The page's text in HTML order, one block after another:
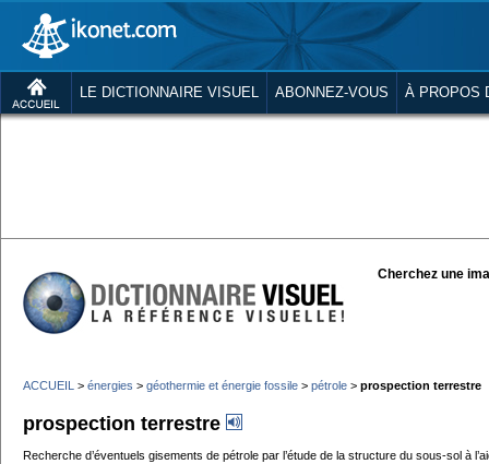
LE DICTIONNAIRE VISUEL ABONNEZ-VOUS À PROPOS
Cherchez une
ACCUEIL > énergies > géothermie et énergie fossile > pétrole > prospection terrestre
prospection terrestre
Recherche d’éventuels gisements de pétrole par l’étude de la structure du sous-sol à